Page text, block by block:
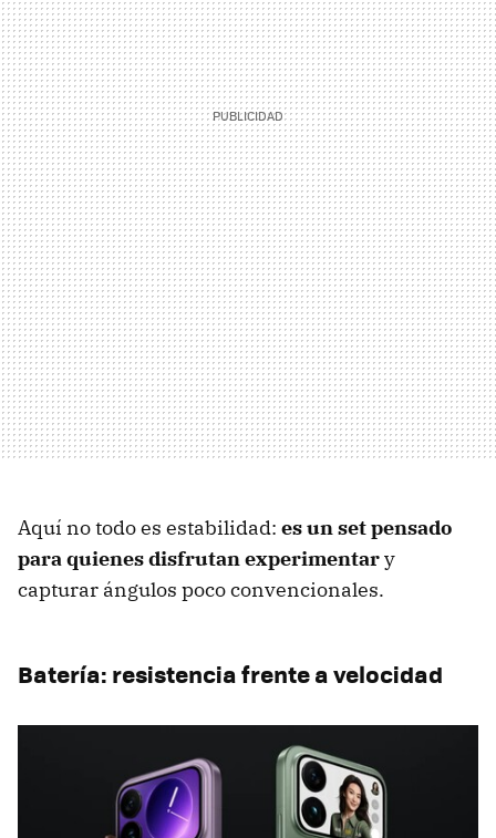
Aquí no todo es estabilidad: es un set pensado
para quienes disfrutan experimentary
capturar ángulos poco convencionales.
Batería: resistencia frente a velocidad